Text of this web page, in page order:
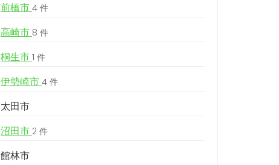
前橋市 4 件
高崎市 8 件
桐生市 1 件
伊勢崎市 4 件
太田市
沼田市 2 件
館林市